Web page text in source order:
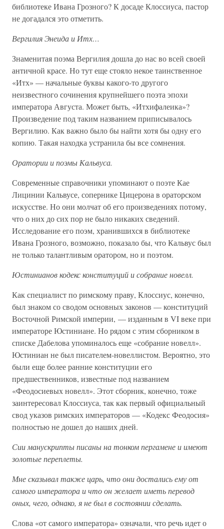
библиотеке Ивана Грозного? К досаде Клоссиуса, пастор
не догадался это отметить.
Вергилия Энеида и Итх…
Знаменитая поэма Вергилия дошла до нас во всей своей
античной красе. Но тут еще стояло некое таинственное
«Итх» — начальные буквы какого-то другого
неизвестного сочинения крупнейшего поэта эпохи
императора Августа. Может быть, «Итхифалеика»?
Произведение под таким названием приписывалось
Вергилию. Как важно было бы найти хотя бы одну его
копию. Такая находка устранила бы все сомнения.
Оратории и поэмы Кальвуса.
Современные справочники упоминают о поэте Кае
Лицинии Кальвусе, сопернике Цицерона в ораторском
искусстве. Но они молчат об его произведениях потому,
что о них до сих пор не было никаких сведений.
Исследование его поэм, хранившихся в библиотеке
Ивана Грозного, возможно, показало бы, что Кальвус был
не только талантливым оратором, но и поэтом.
Юстинианов кодекс конституций и собрание новелл.
Как специалист по римскому праву, Клоссиус, конечно,
был знаком со сводом основных законов — конституций
Восточной Римской империи, — изданным в VI веке при
императоре Юстиниане. Но рядом с этим сборником в
списке Дабелова упоминалось еще «собрание новелл».
Юстиниан не был писателем-новеллистом. Вероятно, это
были еще более ранние конституции его
предшественников, известные под названием
«Феодосиевых новелл». Этот сборник, конечно, тоже
заинтересовал Клоссиуса, так как первый официальный
свод указов римских императоров — «Кодекс Феодосия»
полностью не дошел до наших дней.
Сии манускрипты писаны на тонком пергамене и имеют
золотые переплеты.
Мне сказывал также царь, что они достались ему от
самого императора и что он желает иметь перевод
оных, чего, однако, я не был в состоянии сделать.
Слова «от самого императора» означали, что речь идет о